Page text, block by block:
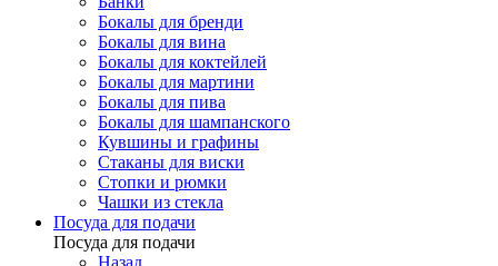
Бокалы для бренди
Бокалы для вина
Бокалы для коктейлей
Бокалы для мартини
Бокалы для пива
Бокалы для шампанского
Кувшины и графины
Стаканы для виски
Стопки и рюмки
Чашки из стекла
Посуда для подачи
Посуда для подачи
Назад